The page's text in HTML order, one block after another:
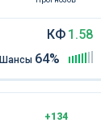
КФ 1.58
Шансы 64%
+134